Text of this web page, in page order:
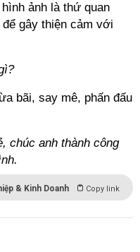
ảnh là thứ quan
gây thiện cảm với
bãi, say mê, phấn đấu
chúc anh thành công
& Kinh Doanh Copy link